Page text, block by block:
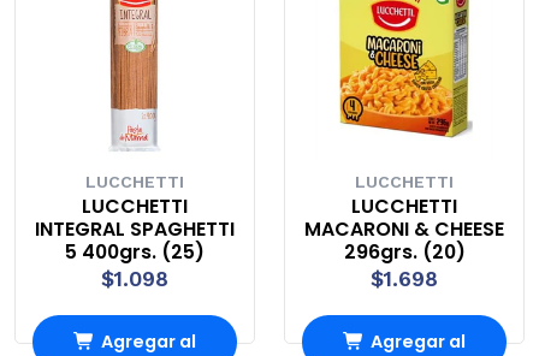
LUCCHETTI
LUCCHETTI
INTEGRAL SPAGHETTI
5 400grs. (25)
$1.098
Agregar al
LUCCHETTI
LUCCHETTI
MACARONI & CHEESE
296grs. (20)
$1.698
Agregar al